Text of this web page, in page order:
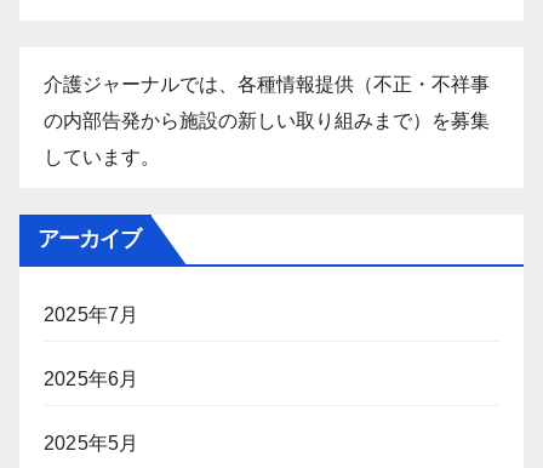
介護ジャーナルでは、各種情報提供（不正・不祥事
の内部告発から施設の新しい取り組みまで）を募集
しています。
アーカイブ
2025年7月
2025年6月
2025年5月